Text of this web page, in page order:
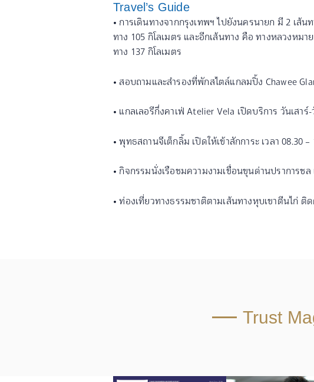
Travel’s Guide
• การเดินทางจากกรุงเทพฯ ไปยังนครนายก มี 2 เส้
ทาง 105 กิโลเมตร และอีกเส้นทาง คือ ทางหลวงหม
ทาง 137 กิโลเมตร
• สอบถามและสำรองที่พักสไตล์แกลมปิ้ง Chawee
• แกลเลอรีกึ่งคาเฟ่ Atelier Vela เปิดบริการ วันเสาร์
• พุทธสถานจีเต็กลิ้ม เปิดให้เข้าสักการะ เวลา 08.30 –
• กิจกรรมนั่งเรือชมความงามเขื่อนขุนด่านปราการชล
• ท่องเที่ยวทางธรรมชาติตามเส้นทางหุบเขาตีนไก่
Trust